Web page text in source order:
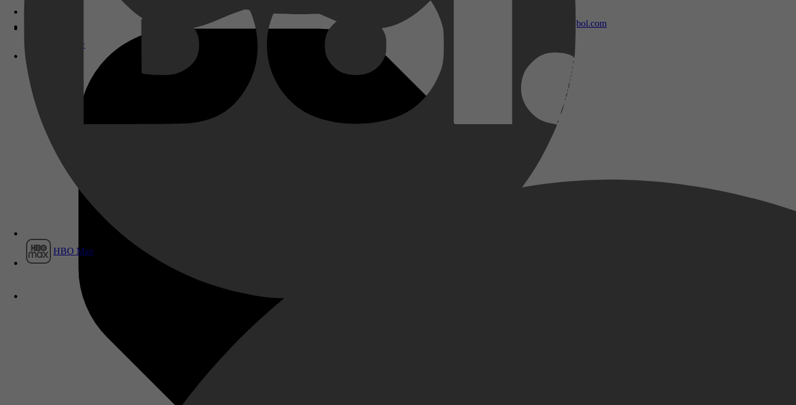
Disney+
HBO Max
bol.com